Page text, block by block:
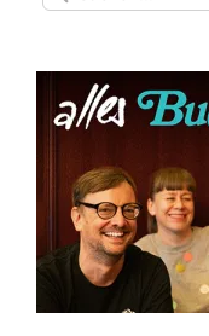
nach: